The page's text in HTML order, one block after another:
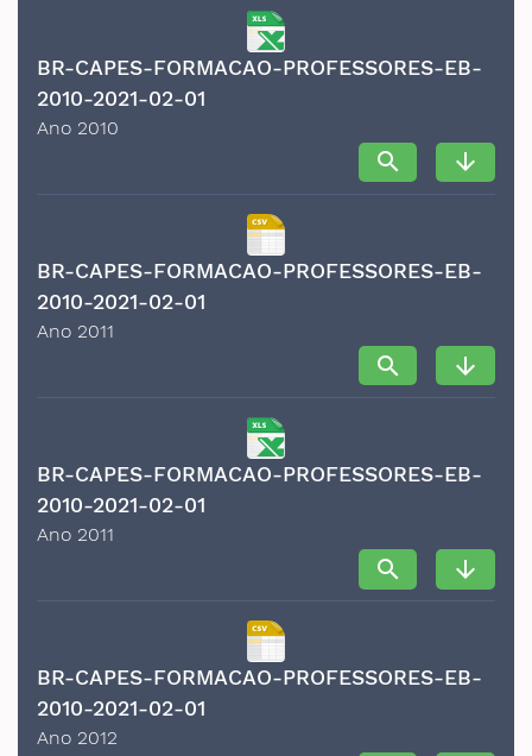
BR-CAPES-FORMACAO-PROFESSORES-EB-
2010-2021-02-01
Ano 2010
search arrow_downward
BR-CAPES-FORMACAO-PROFESSORES-EB-
2010-2021-02-01
Ano 2011
search arrow_downward
BR-CAPES-FORMACAO-PROFESSORES-EB-
2010-2021-02-01
Ano 2011
search arrow_downward
BR-CAPES-FORMACAO-PROFESSORES-EB-
2010-2021-02-01
Ano 2012